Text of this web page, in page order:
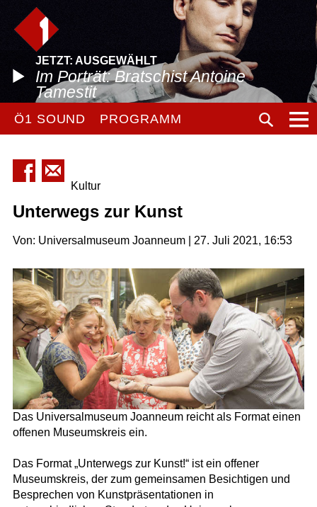
JETZT: AUSGEWÄHLT
Im Porträt: Bratschist Antoine
Tamestit
Ö1 SOUND PROGRAMM
Kultur
Unterwegs zur Kunst
Von: Universalmuseum Joanneum | 27. Juli 2021, 16:53
Das Universalmuseum Joanneum reicht als Format einen
offenen Museumskreis ein.
Das Format „Unterwegs zur Kunst!“ ist ein offener
Museumskreis, der zum gemeinsamen Besichtigen und
Besprechen von Kunstpräsentationen in